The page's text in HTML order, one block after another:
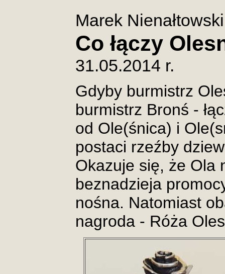
Marek Nienałtowski
Co łączy
31.05.2014 r.
Gdyby burmistrz
burmistrz Bronś -
od Ole(śnica) i
postaci rzeźby
Okazuje się, że Ola
beznadzieja
nośna. Natomiast
nagroda - Róża